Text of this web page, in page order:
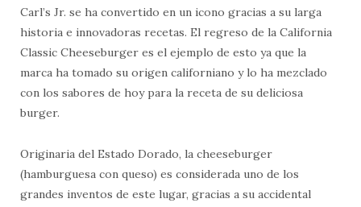
Carl’s Jr. se ha convertido en un icono gracias a su larga
historia e innovadoras recetas. El regreso de la California
Classic Cheeseburger es el ejemplo de esto ya que la
marca ha tomado su origen californiano y lo ha mezclado
con los sabores de hoy para la receta de su deliciosa
burger.
Originaria del Estado Dorado, la cheeseburger
(hamburguesa con queso) es considerada uno de los
grandes inventos de este lugar, gracias a su accidental